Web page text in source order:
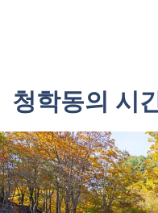
청학동의 시